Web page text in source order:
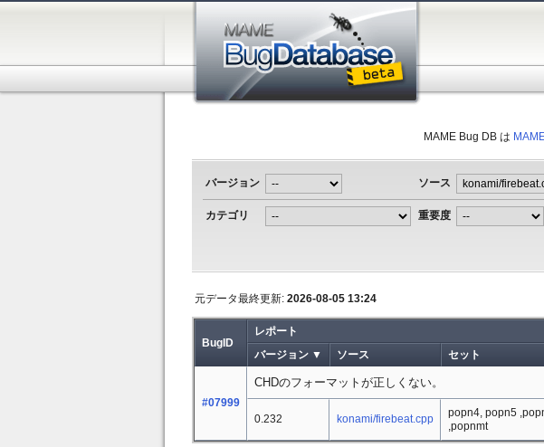
MAME Bug DB は
バージョン ソース
カテゴリ 重要度
元データ最終更新: 2026-08-05 13:24
BugID
レポート
バージョン ▼
ソース セット
#07999
CHDのフォーマットが正しくない。
0.232 konami/firebeat.cpp
popn4, popn5
,popnmt